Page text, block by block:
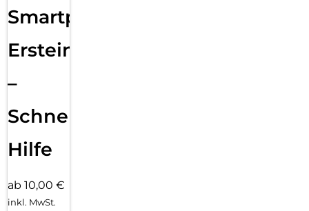
Smartphone
Ersteinrichtung
–
Schnelle
Hilfe
ab 10,00 €
inkl. MwSt.